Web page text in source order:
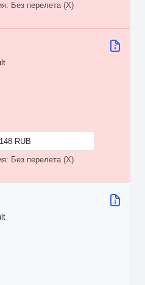
Без перелета (X)
RUB
Без перелета (X)